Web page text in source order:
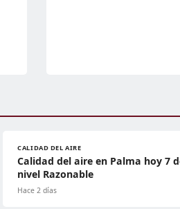
CALIDAD DEL AIRE
Calidad del aire en Palma hoy 7
nivel Razonable
Hace 2 días